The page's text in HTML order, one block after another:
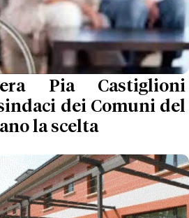
Pia Castiglioni
dei Comuni del
la scelta